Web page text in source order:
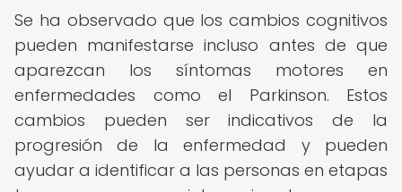
Se ha observado que los cambios cognitivos
pueden manifestarse incluso antes de que
aparezcan los síntomas motores en
enfermedades como el Parkinson. Estos
cambios pueden ser indicativos de la
progresión de la enfermedad y pueden
ayudar a identificar a las personas en etapas